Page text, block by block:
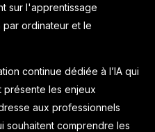
sur l'apprentissage
par ordinateur et le
continue dédiée à l’IA qui
présente les enjeux
aux professionnels
souhaitent comprendre les